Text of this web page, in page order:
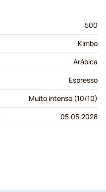
500
Kimbo
Arábica
Espresso
Muito intenso (10/10)
05.05.2028